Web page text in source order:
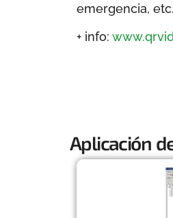
emergencia, etc.
+ info:
Aplicación